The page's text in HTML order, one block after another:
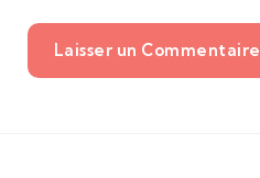
Laisser un Commentaire